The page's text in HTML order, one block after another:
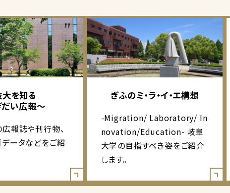
大を知る
い広報～
報誌や刊行物、
ータなどをご紹
ぎふのミ・ラ・イ・エ構想
-Migration/ Laboratory/ In
novation/Education- 岐阜
大学の目指すべき姿をご紹介
します。